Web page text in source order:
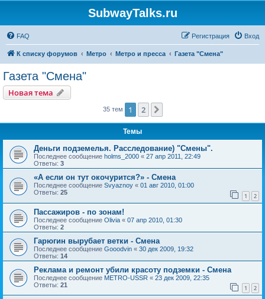
SubwayTalks.ru
FAQ Вход
Регистрация
К списку форумов Метро Метро и пресса Газета "Смена"
Газета "Смена"
Новая тема
35 тем 1 2
Темы
Деньги подземелья. Расследование) "Смены".
Последнее сообщение holms_2000 « 27 апр 2011, 22:49
Ответы: 3
«А если он тут окочурится?» - Смена
Последнее сообщение Svyaznoy « 01 авг 2010, 01:00
Ответы: 25 1 2
Пассажиров - по зонам!
Последнее сообщение Olivia « 07 апр 2010, 01:30
Ответы: 2
Гарюгин вырубает ветки - Смена
Последнее сообщение Gooodvin « 30 дек 2009, 19:32
Ответы: 14
Реклама и ремонт убили красоту подземки - Смена
Последнее сообщение METRO-USSR « 23 дек 2009, 22:35
Ответы: 21 1 2